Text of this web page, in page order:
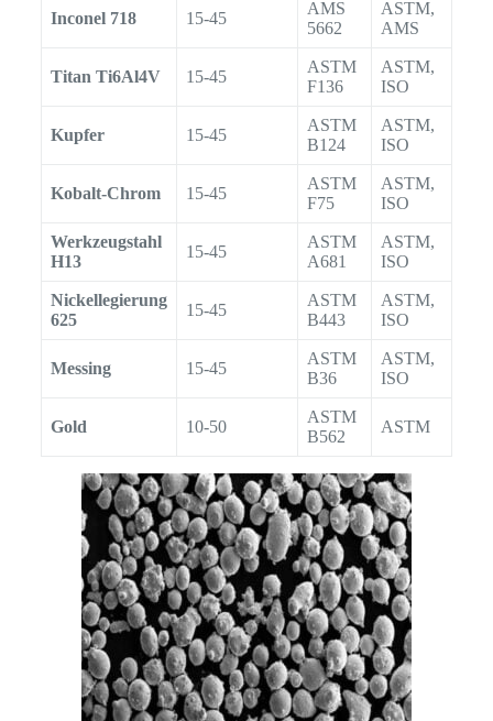
Inconel 718 15-45
AMS
5662
ASTM,
AMS
Titan Ti6Al4V 15-45
ASTM
F136
ASTM,
ISO
Kupfer 15-45
ASTM
B124
ASTM,
ISO
Kobalt-Chrom 15-45
ASTM
F75
ASTM,
ISO
Werkzeugstahl
H13
15-45
ASTM
A681
ASTM,
ISO
Nickellegierung
625
15-45
ASTM
B443
ASTM,
ISO
Messing 15-45
ASTM
B36
ASTM,
ISO
Gold 10-50
ASTM
B562
ASTM